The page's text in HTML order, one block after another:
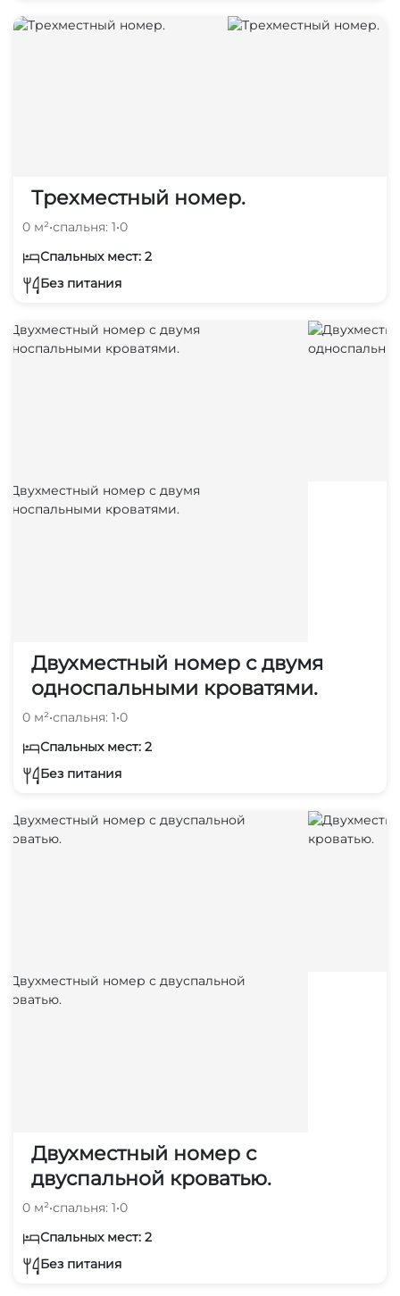
Трехместный номер.
0 м²•спальня: 1•0
Спальных мест: 2
Без питания
Двухместный номер с двумя
односпальными кроватями.
0 м²•спальня: 1•0
Спальных мест: 2
Без питания
Двухместный номер с
двуспальной кроватью.
0 м²•спальня: 1•0
Спальных мест: 2
Без питания